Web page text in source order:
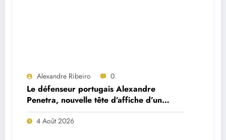
Alexandre Ribeiro 0
Le défenseur portugais Alexandre
Penetra, nouvelle tête d’affiche d’un
projet très ambitieux
4 Août 2026